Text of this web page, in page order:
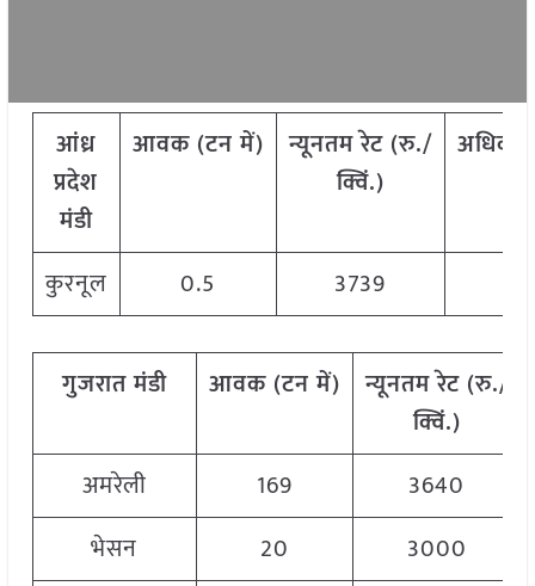
आंध्र
प्रदेश
मंडी
आवक (टनमें) न्यूनतमरेट (रु./
क्विं.)
कुरनूल 0.5 3739
गुजरात मंडी आवक (टनमें) न्यूनतमरेट (रु./
क्विं.)
अमरेली 169
3640
भेसन
20
3000